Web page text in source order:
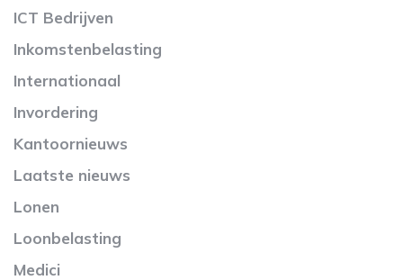
ICT Bedrijven
Inkomstenbelasting
Internationaal
Invordering
Kantoornieuws
Laatste nieuws
Lonen
Loonbelasting
Medici